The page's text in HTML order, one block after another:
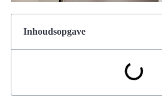
Inhoudsopgave